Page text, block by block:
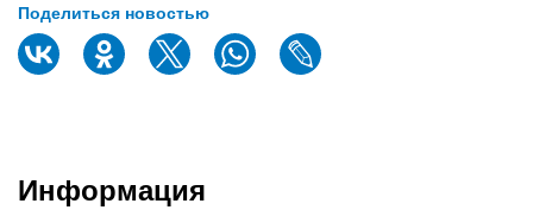
Поделиться новостью
Информация